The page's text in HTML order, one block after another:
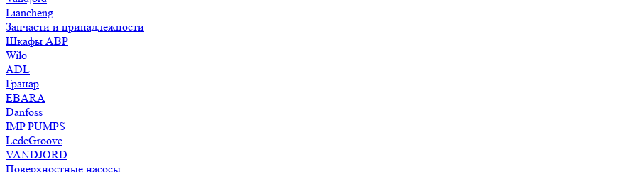
Liancheng
Запчасти и принадлежности
Шкафы АВР
Wilo
ADL
Гранар
EBARA
Danfoss
IMP PUMPS
LedeGroove
VANDJORD
Поверхностные насосы